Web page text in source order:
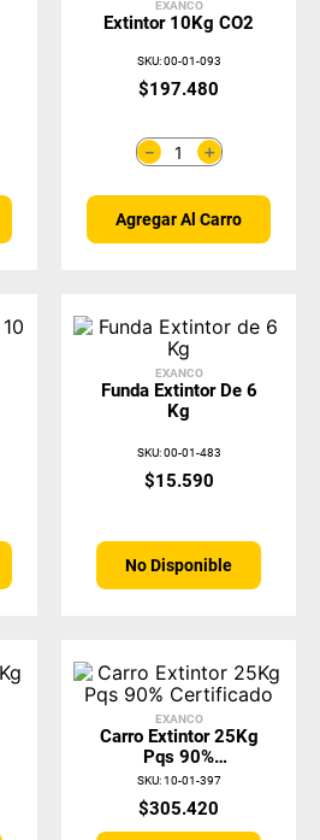
EXANCO
Extintor 10Kg CO2
SKU:00-01-093
$197.480
＋
－
Agregar Al Carro
EXANCO
Funda Extintor De 6
Kg
SKU:00-01-483
$15.590
No Disponible
EXANCO
Carro Extintor 25Kg
Pqs 90%
Certificado
SKU:10-01-397
$305.420